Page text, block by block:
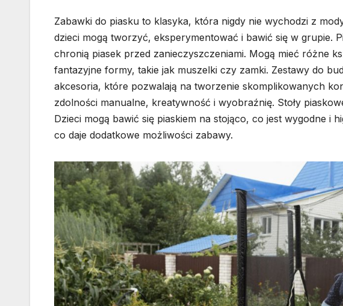
Zabawki do piasku to klasyka, która nigdy nie wychodzi z
dzieci mogą tworzyć, eksperymentować i bawić się w grupie.
chronią piasek przed zanieczyszczeniami. Mogą mieć różne
fantazyjne formy, takie jak muszelki czy zamki. Zestawy do
akcesoria, które pozwalają na tworzenie skomplikowanych
zdolności manualne, kreatywność i wyobraźnię. Stoły
Dzieci mogą bawić się piaskiem na stojąco, co jest wygodne i
co daje dodatkowe możliwości zabawy.